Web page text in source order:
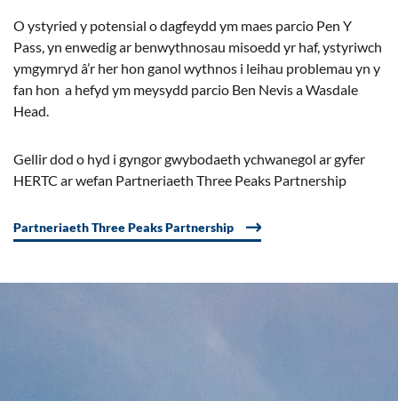
O ystyried y potensial o dagfeydd ym maes parcio Pen Y
Pass, yn enwedig ar benwythnosau misoedd yr haf, ystyriwch
ymgymryd â’r her hon ganol wythnos i leihau problemau yn y
fan hon a hefyd ym meysydd parcio Ben Nevis a Wasdale
Head.
Gellir dod o hyd i gyngor gwybodaeth ychwanegol ar gyfer
HERTC ar wefan Partneriaeth Three Peaks Partnership
Partneriaeth Three Peaks Partnership